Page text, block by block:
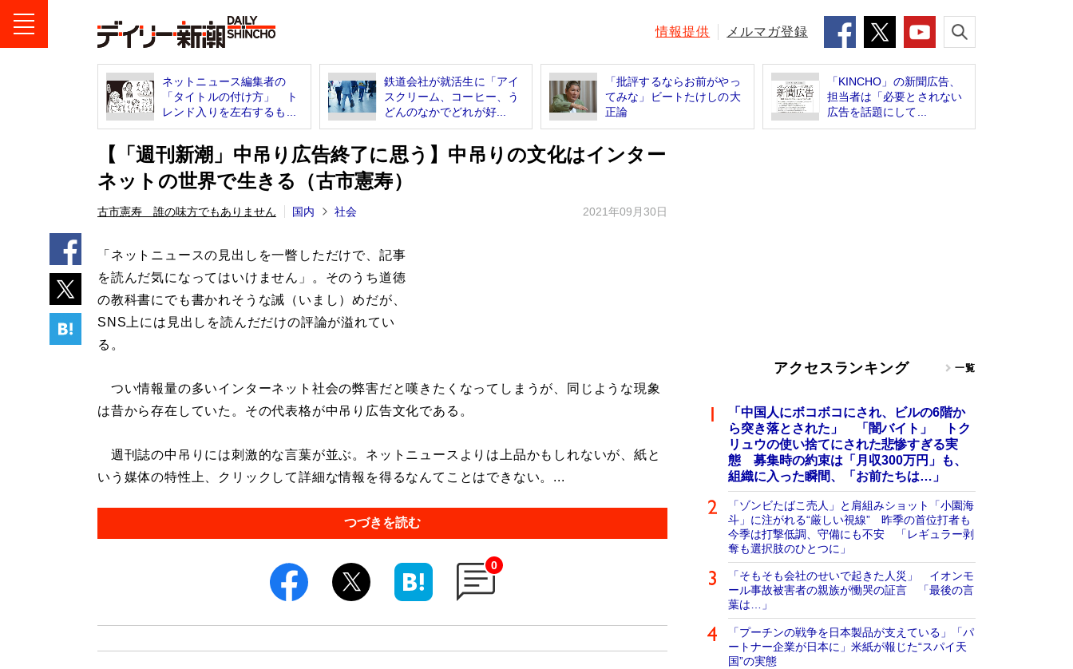
情報提供 メルマガ登録
ネットニュース編集者の
「タイトルの付け方」 ト
レンド入りを左右するも...
鉄道会社が就活生に「アイ
スクリーム、コーヒー、う
どんのなかでどれが好...
「批評するならお前がやっ
てみな」ビートたけしの大
正論
「KINCHO」の新聞広告、
担当者は「必要とされない
広告を話題にして...
【「週刊新潮」中吊り広告終了に思う】中吊りの文化はインター
ネットの世界で生きる（古市憲寿）
古市憲寿 誰の味方でもありません 国内 社会 2021年09月30日
「ネットニュースの見出しを一瞥しただけで、記事
を読んだ気になってはいけません」。そのうち道徳
の教科書にでも書かれそうな誡（いまし）めだが、
SNS上には見出しを読んだだけの評論が溢れてい
る。
つい情報量の多いインターネット社会の弊害だと嘆きたくなってしまうが、同じような現象
は昔から存在していた。その代表格が中吊り広告文化である。
週刊誌の中吊りには刺激的な言葉が並ぶ。ネットニュースよりは上品かもしれないが、紙と
いう媒体の特性上、クリックして詳細な情報を得るなんてことはできない。...
つづきを読む
0
アクセスランキング 一覧
「中国人にボコボコにされ、ビルの6階か
ら突き落とされた」 「闇バイト」 トク
リュウの使い捨てにされた悲惨すぎる実
態 募集時の約束は「月収300万円」も、
組織に入った瞬間、「お前たちは…」
「ゾンビたばこ売人」と肩組みショット「小園海
斗」に注がれる“厳しい視線” 昨季の首位打者も
今季は打撃低調、守備にも不安 「レギュラー剥
奪も選択肢のひとつに」
「そもそも会社のせいで起きた人災」 イオンモ
ール事故被害者の親族が慟哭の証言 「最後の言
葉は…」
「プーチンの戦争を日本製品が支えている」「パ
ートナー企業が日本に」米紙が報じた“スパイ天
国”の実態